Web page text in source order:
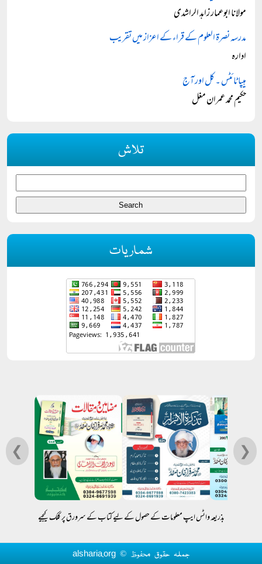
مولانا ابوعمار زاہد الراشدی
مدرسہ نصرۃ العلوم کے قراء کے اعزاز میں تقریب
ادارہ
ہیپا ٹائٹس ۔ کل اور آج
حکیم محمد عمران مغل
تلاش
شماریات
❮ ❯
بذریعہ واٹس ایپ معلومات کے حصول کے لیے کتاب کے سرورق پر کلک کیجیے
جملہ حقوق محفوظ © alsharia.org